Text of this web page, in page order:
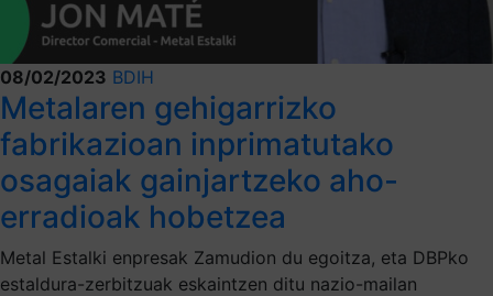
08/02/2023 BDIH
Metalaren gehigarrizko
fabrikazioan inprimatutako
osagaiak gainjartzeko aho-
erradioak hobetzea
Metal Estalki enpresak Zamudion du egoitza, eta DBPko
estaldura-zerbitzuak eskaintzen ditu nazio-mailan